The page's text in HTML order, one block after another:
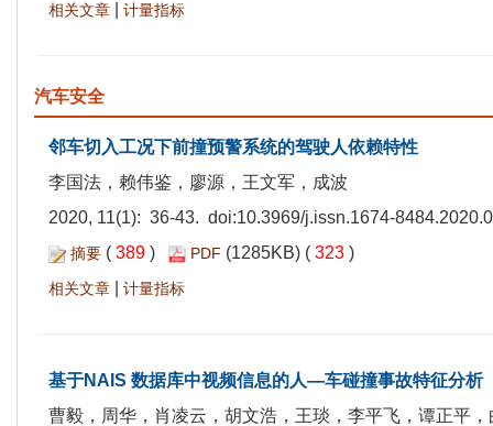
相关文章 计量指标
汽车安全
邻车切入工况下前撞预警系统的驾驶人依赖特性
李国法，赖伟鉴，廖源，王文军，成波
2020, 11(1): 36-43. doi:10.3969/j.issn.1674-
摘要 ( 389 ) PDF (1285KB) ( 323 )
相关文章 计量指标
基于NAIS 数据库中视频信息的人—车碰撞事故特征分析
曹毅，周华，肖凌云，胡文浩，王琰，李平飞，谭正平